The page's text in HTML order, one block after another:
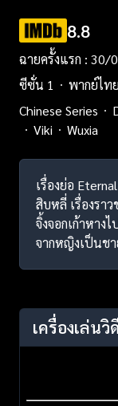
8.8
ฉายครั้งแรก : 30/
ซีซั่น 1
พากย์ไทย
Chinese Series
Viki
Wuxia
เรื่องย่อ
สิบหลี่ เรื่องรา
จิ้งจอกเก้าหาง
จากหญิงเป็นช
เครื่องเล่นวิ